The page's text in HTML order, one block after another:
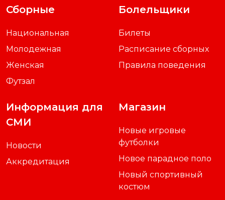
Сборные
Национальная
Молодежная
Женская
Футзал
Болельщики
Билеты
Расписание сборных
Правила поведения
Информация для
СМИ
Новости
Аккредитация
Магазин
Новые игровые
футболки
Новое парадное поло
Новый спортивный
костюм